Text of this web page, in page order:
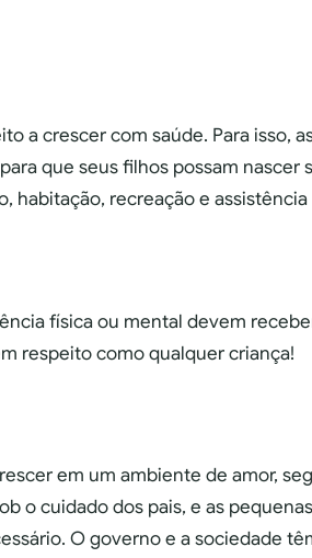
a crescer com saúde. Para isso,
que seus filhos possam nascer
habitação, recreação e assistência
física ou mental devem
respeito como qualquer criança!
em um ambiente de amor,
o cuidado dos pais, e as
O governo e a sociedade